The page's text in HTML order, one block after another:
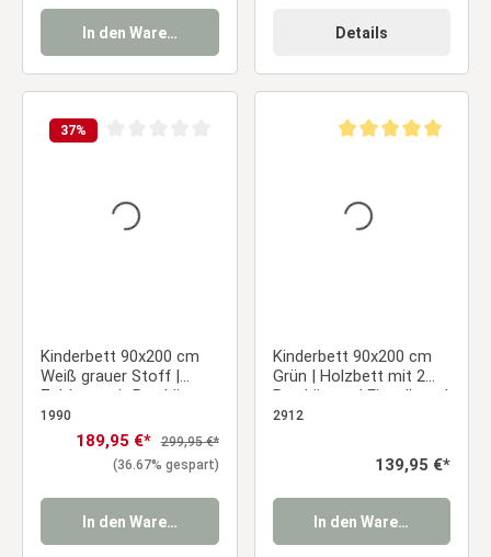
In den Warenkorb Details
37%
Kinderbett 90x200 cm
Weiß grauer Stoff |
Zeltbett mit Bettkästen
| Einzelbett | mit
Lattenrost | Holz
1990
Verkaufspreis:
189,95 €* Regulärer Preis:
299,95 €*
(36.67% gespart)
In den Warenkorb
Kinderbett 90x200 cm
Grün | Holzbett mit 2
Bettkästen | Einzelbett |
mit Lattenrost |
2912
Regulärer Preis:
139,95 €*
In den Warenkorb